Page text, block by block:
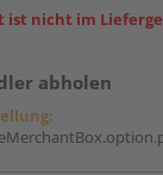
ist nicht im
abholen